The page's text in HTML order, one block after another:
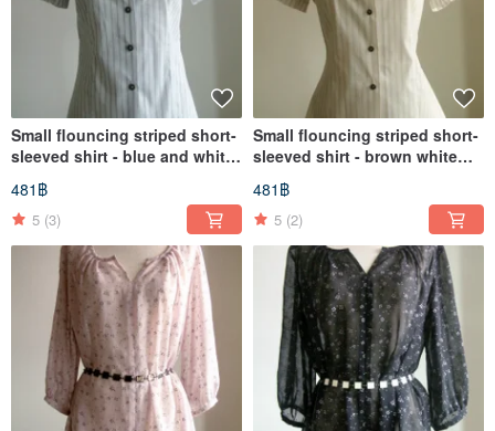
Small flouncing striped short-
sleeved shirt - blue and white
stripes
481฿
5 (3)
Small flouncing striped short-
sleeved shirt - brown white
stripes
481฿
5 (2)